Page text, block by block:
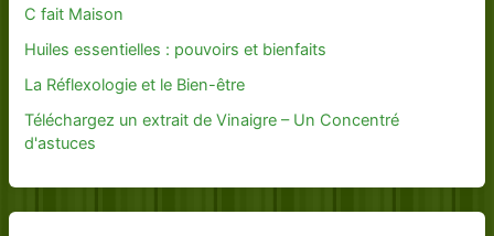
C fait Maison
Huiles essentielles : pouvoirs et bienfaits
La Réflexologie et le Bien-être
Téléchargez un extrait de Vinaigre – Un Concentré
d'astuces